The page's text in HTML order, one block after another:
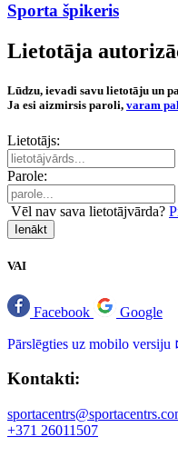
Sporta špikeris
Lietotāja
Lūdzu, ievadi savu lietotāju un
Ja esi aizmirsis paroli, varam
Lietotājs:
Parole:
Vēl nav sava lietotājvārda?
Ienākt
VAI
Facebook Google
Pārslēgties uz mobilo versiju
Kontakti:
+371 26011507